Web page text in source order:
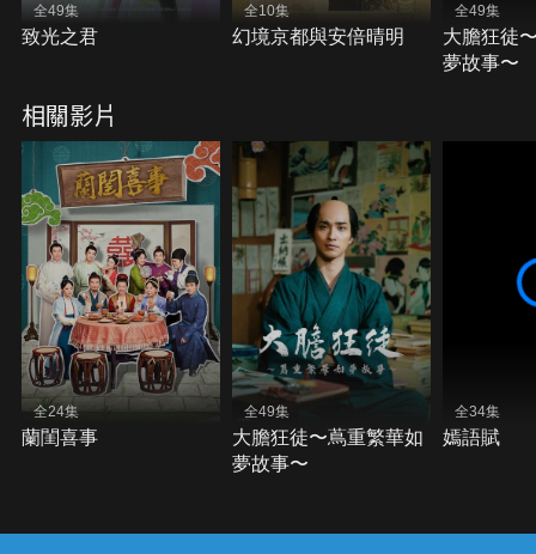
全49集
致光之君
全10集
幻境京都與安倍晴明
全49集
大膽狂徒
夢故事〜
相關影片
全24集
蘭閨喜事
全49集
大膽狂徒〜蔦重繁華如
夢故事〜
全34集
嫣語賦